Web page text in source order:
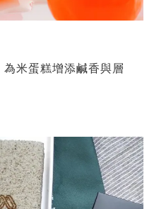
米蛋糕增添鹹香與層